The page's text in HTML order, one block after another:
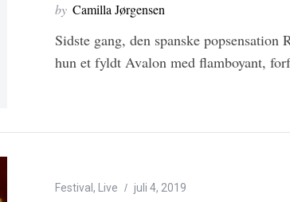
by Camilla Jørgensen
Sidste gang, den spanske
hun et fyldt Avalon med flamboyant,
Festival , Live juli 4, 2019